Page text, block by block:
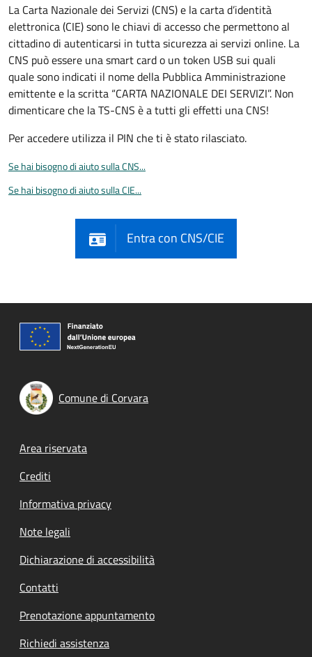
La Carta Nazionale dei Servizi (CNS) e la carta d’identità
elettronica (CIE) sono le chiavi di accesso che permettono al
cittadino di autenticarsi in tutta sicurezza ai servizi online. La
CNS può essere una smart card o un token USB sui quali
quale sono indicati il nome della Pubblica Amministrazione
emittente e la scritta “CARTA NAZIONALE DEI SERVIZI”. Non
dimenticare che la TS-CNS è a tutti gli effetti una CNS!
Per accedere utilizza il PIN che ti è stato rilasciato.
Se hai bisogno di aiuto sulla CNS...
Se hai bisogno di aiuto sulla CIE...
Entra con CNS/CIE
Comune di Corvara
Footer menu
Area riservata
Crediti
Informativa privacy
Note legali
Dichiarazione di accessibilità
Contatti
Prenotazione appuntamento
Richiedi assistenza